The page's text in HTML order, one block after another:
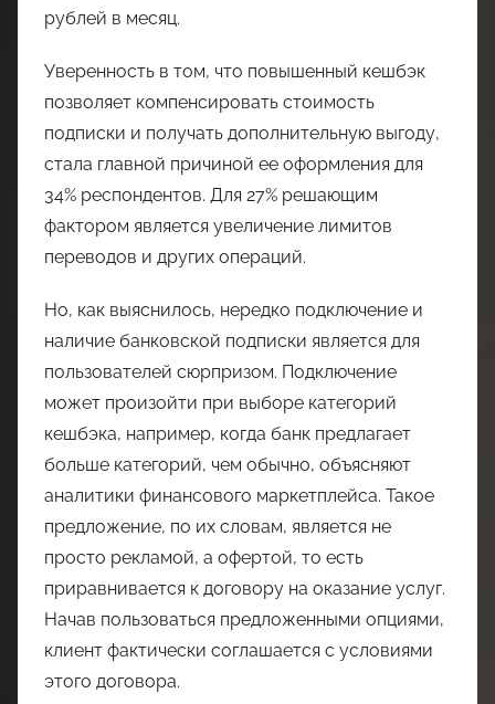
рублей в месяц.
Уверенность в том, что повышенный кешбэк
позволяет компенсировать стоимость
подписки и получать дополнительную выгоду,
стала главной причиной ее оформления для
34% респондентов. Для 27% решающим
фактором является увеличение лимитов
переводов и других операций.
Но, как выяснилось, нередко подключение и
наличие банковской подписки является для
пользователей сюрпризом. Подключение
может произойти при выборе категорий
кешбэка, например, когда банк предлагает
больше категорий, чем обычно, объясняют
аналитики финансового маркетплейса. Такое
предложение, по их словам, является не
просто рекламой, а офертой, то есть
приравнивается к договору на оказание услуг.
Начав пользоваться предложенными опциями,
клиент фактически соглашается с условиями
этого договора.